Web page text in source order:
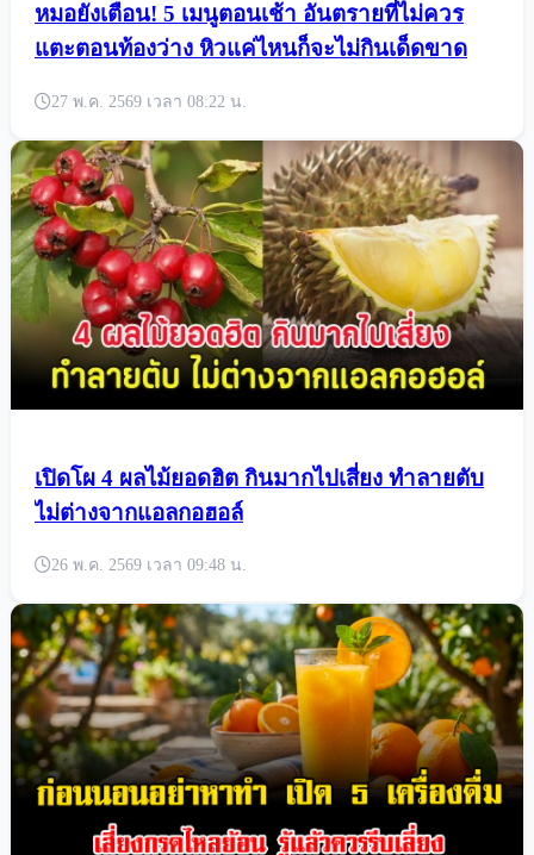
หมอยังเตือน! 5 เมนูตอนเช้า อันตรายที่ไม่ควร
แตะตอนท้องว่าง หิวแค่ไหนก็จะไม่กินเด็ดขาด
27 พ.ค. 2569 เวลา 08:22 น.
เปิดโผ 4 ผลไม้ยอดฮิต กินมากไปเสี่ยง ทำลายตับ
ไม่ต่างจากแอลกอฮอล์
26 พ.ค. 2569 เวลา 09:48 น.